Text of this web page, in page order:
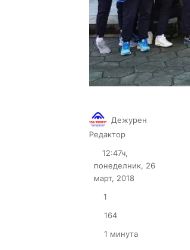
Дежурен
Редактор
12:47ч,
понеделник, 26
март, 2018
1
164
1 минута